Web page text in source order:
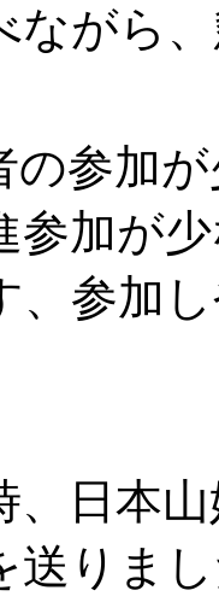
ながら
の参加
参加が
、参加
、日本
送りま